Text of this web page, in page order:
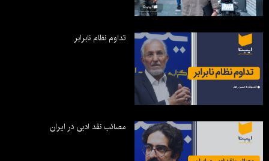
تداوم نظام نابرابر
مصائب نقد ادبی در ایران